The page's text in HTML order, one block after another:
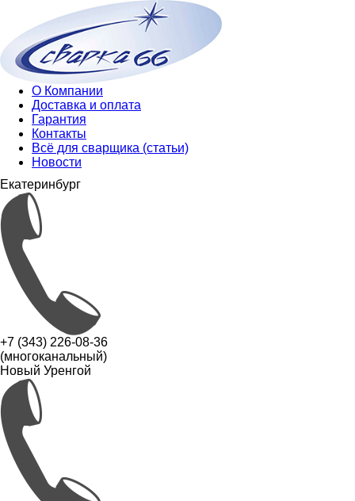
О Компании
Доставка и оплата
Гарантия
Контакты
Всё для сварщика (статьи)
Новости
Екатеринбург
+7 (343) 226-08-36
(многоканальный)
Новый Уренгой